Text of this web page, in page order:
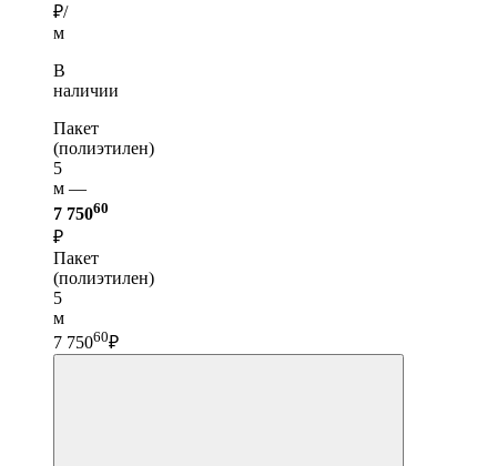
₽/
м
В
наличии
Пакет
(полиэтилен)
5
м —
7 75060
₽
Пакет
(полиэтилен)
5
м
7 75060₽